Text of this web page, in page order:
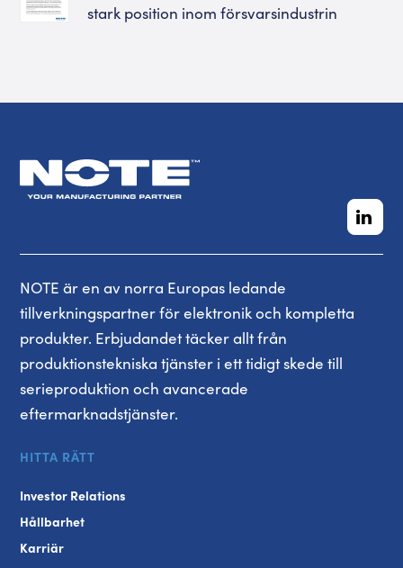
stark position inom försvarsindustrin
NOTE är en av norra Europas ledande
tillverkningspartner för elektronik och kompletta
produkter. Erbjudandet täcker allt från
produktionstekniska tjänster i ett tidigt skede till
serieproduktion och avancerade
eftermarknadstjänster.
HITTA RÄTT
Investor Relations
Hållbarhet
Karriär